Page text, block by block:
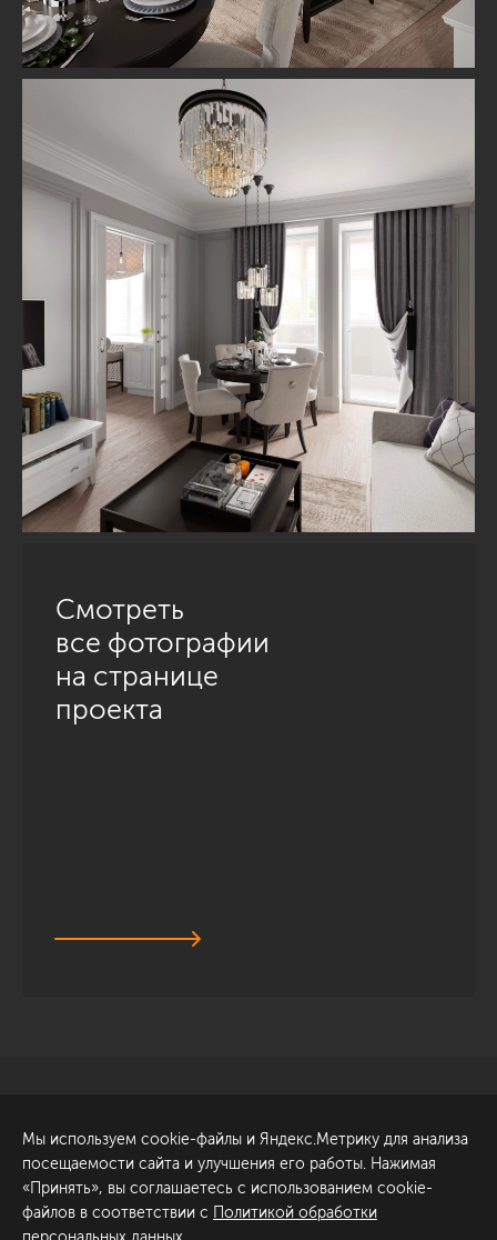
Смотреть
все фотографии
на странице
проекта
Обсудить проект
ул. Академика Павлова, 6
к1
+7 (812) 200-95-55
Мы используем cookie-файлы и Яндекс.Метрику для анализа
посещаемости сайта и улучшения его работы. Нажимая
«Принять», вы соглашаетесь с использованием cookie-
файлов в соответствии с Политикой обработки